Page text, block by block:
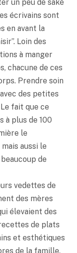
un peu de saké
écrivains sont
en avant la
Loin des
à manger
chacune de ces
Prendre soin
des petites
fait que ce
à plus de 100
le
aussi le
de
vedettes de
des mères
élevaient des
de plats
et esthétiques
de la famille,